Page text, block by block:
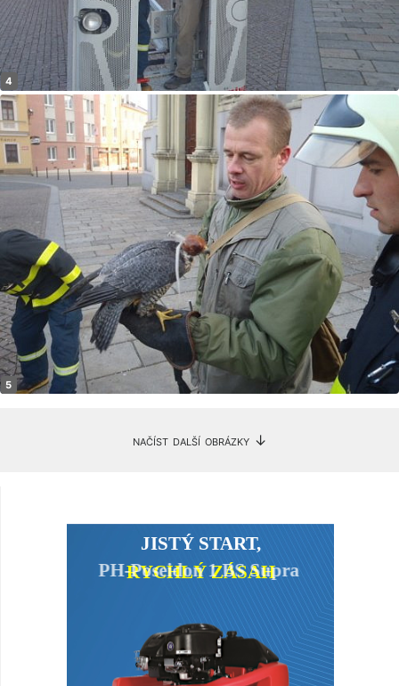
načíst další obrázky ↓